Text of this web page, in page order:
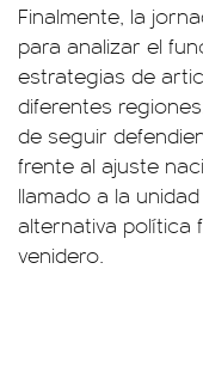
Finalmente, la
para analizar el
estrategias de
diferentes
de seguir
frente al ajuste
llamado a la
alternativa política
venidero.